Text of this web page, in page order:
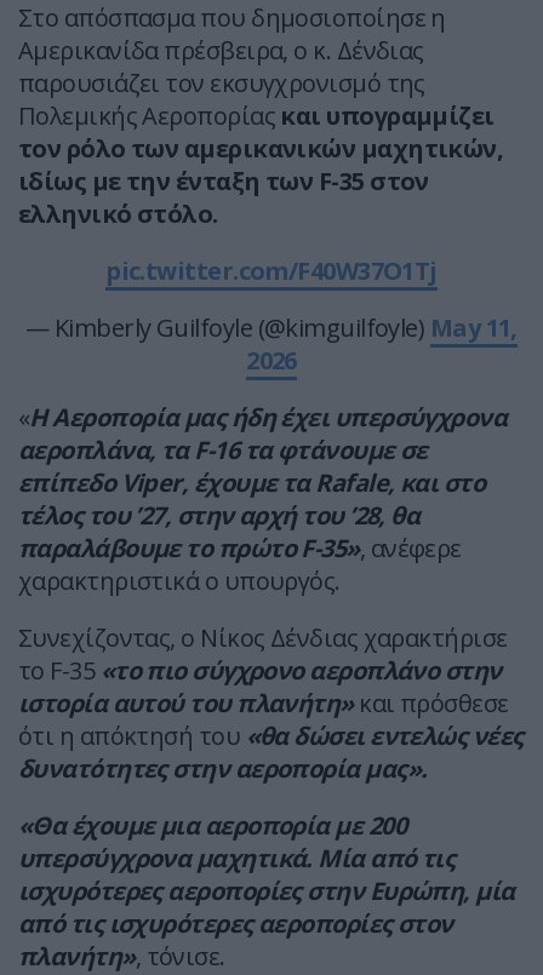
Στο απόσπασμα που δημοσιοποίησε η
Αμερικανίδα πρέσβειρα, ο κ. Δένδιας
παρουσιάζει τον εκσυγχρονισμό της
Πολεμικής Αεροπορίας και υπογραμμίζει
τον ρόλο των αμερικανικών μαχητικών,
ιδίως με την ένταξη των F-35 στον
ελληνικό στόλο.
pic.twitter.com/F40W37O1Tj
— Kimberly Guilfoyle (@kimguilfoyle) May 11,
2026
«Η Αεροπορία μας ήδη έχει υπερσύγχρονα
αεροπλάνα, τα F-16 τα φτάνουμε σε
επίπεδο Viper, έχουμε τα Rafale, και στο
τέλος του ’27, στην αρχή του ’28, θα
παραλάβουμε το πρώτο F-35», ανέφερε
χαρακτηριστικά ο υπουργός.
Συνεχίζοντας, ο Νίκος Δένδιας χαρακτήρισε
το F-35 «το πιο σύγχρονο αεροπλάνο στην
ιστορία αυτού του πλανήτη»και πρόσθεσε
ότι η απόκτησή του «θα δώσει εντελώς νέες
δυνατότητες στην αεροπορία μας».
«Θα έχουμε μια αεροπορία με 200
υπερσύγχρονα μαχητικά. Μία από τις
ισχυρότερες αεροπορίες στην Ευρώπη, μία
από τις ισχυρότερες αεροπορίες στον
πλανήτη», τόνισε.